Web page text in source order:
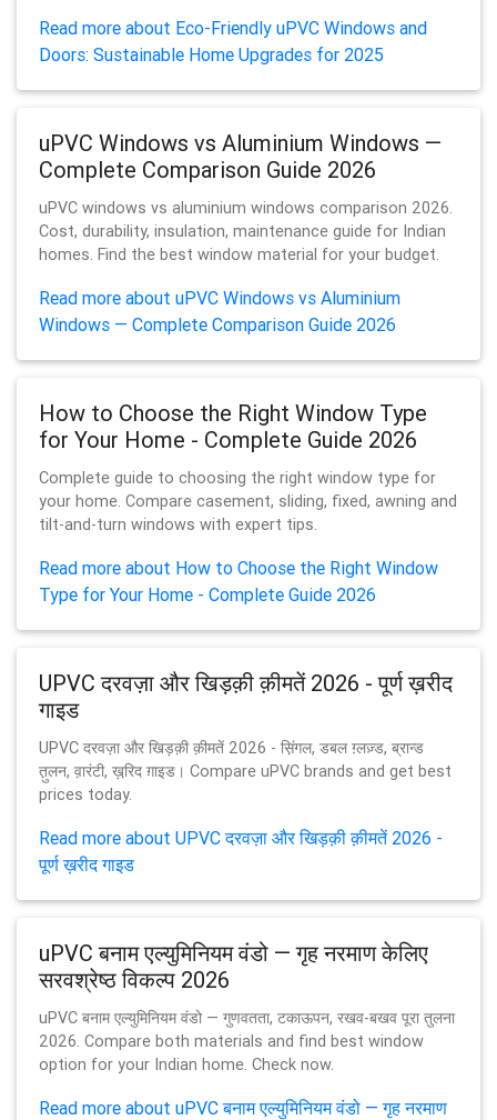
Read more about Eco-Friendly uPVC Windows and
Doors: Sustainable Home Upgrades for 2025
uPVC Windows vs Aluminium Windows —
Complete Comparison Guide 2026
uPVC windows vs aluminium windows comparison 2026.
Cost, durability, insulation, maintenance guide for Indian
homes. Find the best window material for your budget.
Read more about uPVC Windows vs Aluminium
Windows — Complete Comparison Guide 2026
How to Choose the Right Window Type
for Your Home - Complete Guide 2026
Complete guide to choosing the right window type for
your home. Compare casement, sliding, fixed, awning and
tilt-and-turn windows with expert tips.
Read more about How to Choose the Right Window
Type for Your Home - Complete Guide 2026
UPVC दरवज़ा और खिड़क़ी क़ीमतें 2026 - पूर्ण ख़रीद
गाइड
UPVC दरवज़ा और खिड़क़ी क़ीमतें 2026 - स़िंगल, डबल ग़्लज़्ड, ब्रान्ड
त़ुलन, व़ारंटी, ख़रि़द ग़ाइड। Compare uPVC brands and get best
prices today.
Read more about UPVC दरवज़ा और खिड़क़ी क़ीमतें 2026 -
पूर्ण ख़रीद गाइड
uPVC बनाम एल्युमिनियम वंडो — गृह नरमाण केलिए
सरवश्रेष्ठ विकल्प 2026
uPVC बनाम एल्युमिनियम वंडो — गुणवतता, टकाऊपन, रखव-बखव पूरा तुलना
2026. Compare both materials and find best window
option for your Indian home. Check now.
Read more about uPVC बनाम एल्युमिनियम वंडो — गृह नरमाण